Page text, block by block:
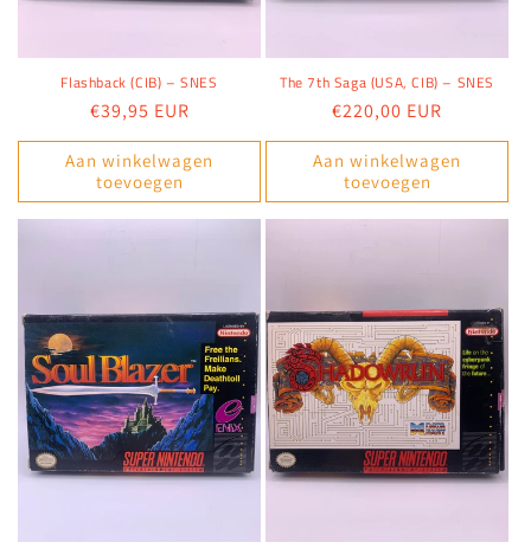
Flashback (CIB) – SNES
Normale
prijs
€39,95 EUR
Aan winkelwagen
toevoegen
The 7th Saga (USA, CIB) – SNES
Normale
prijs
€220,00 EUR
Aan winkelwagen
toevoegen